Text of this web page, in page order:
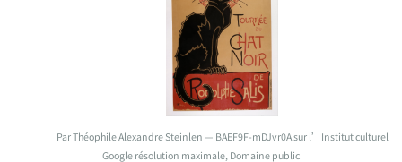
Par Théophile Alexandre Steinlen — BAEF9F-mDJvr0A sur l’Institut culturel
Google résolution maximale, Domaine public